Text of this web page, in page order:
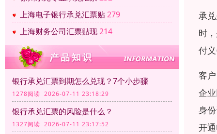
上海电子银行承兑汇票贴279
上海财务公司汇票贴现214
银行承兑汇票到期怎么兑现？7个小步骤
1278阅读 2026-07-11 23:18:29
银行承兑汇票的风险是什么？
1327阅读 2026-07-11 23:17:52
承
时
付
客
企
身
开